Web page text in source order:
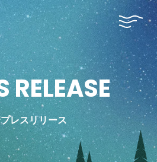
RELEASE
レスリリース